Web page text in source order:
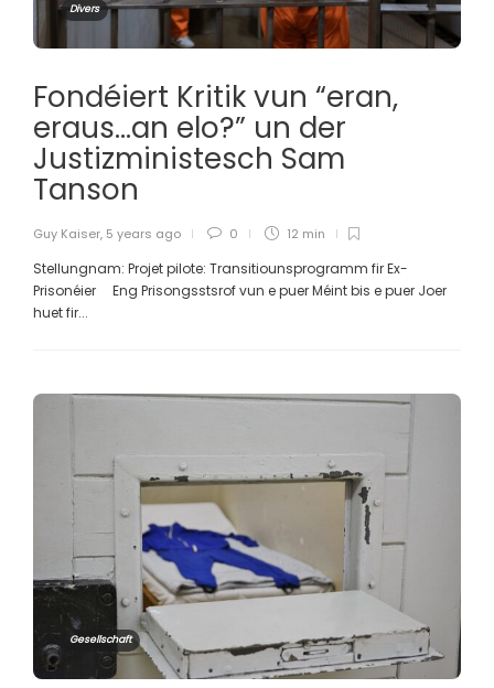
Divers
Fondéiert Kritik vun “eran,
eraus…an elo?” un der
Justizministesch Sam
Tanson
Guy Kaiser, 5 years ago 0 12 min
Stellungnam: Projet pilote: Transitiounsprogramm fir Ex-
Prisonéier Eng Prisongsstsrof vun e puer Méint bis e puer Joer
huet fir...
Gesellschaft